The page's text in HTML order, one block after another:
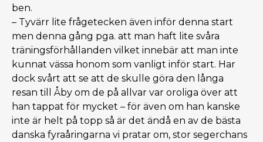
ben.
– Tyvärr lite frågetecken även inför denna start
men denna gång pga. att man haft lite svåra
träningsförhållanden vilket innebär att man inte
kunnat vässa honom som vanligt inför start. Har
dock svårt att se att de skulle göra den långa
resan till Åby om de på allvar var oroliga över att
han tappat för mycket – för även om han kanske
inte är helt på topp så är det ändå en av de bästa
danska fyraåringarna vi pratar om, stor segerchans